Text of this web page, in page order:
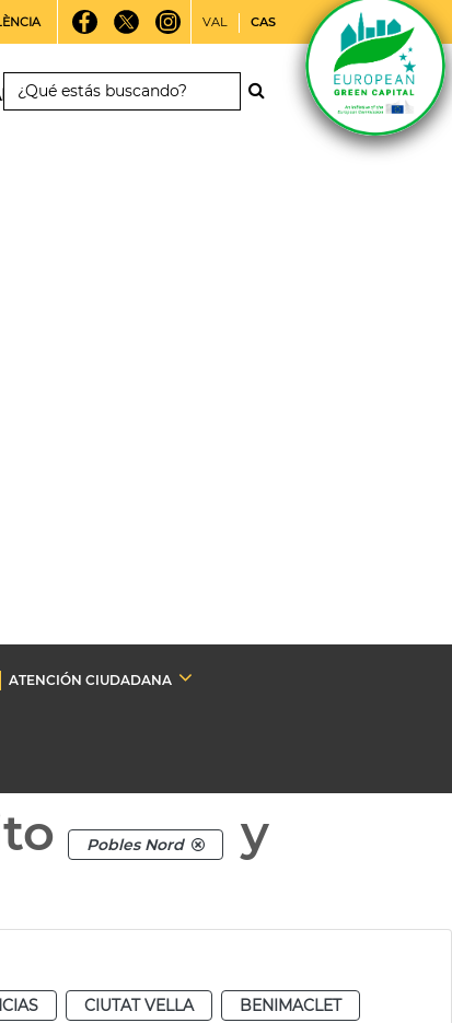
VAL CAS
ATENCIÓN CIUDADANA
Pobles Nord
y
CIUTAT VELLA
BENIMACLET